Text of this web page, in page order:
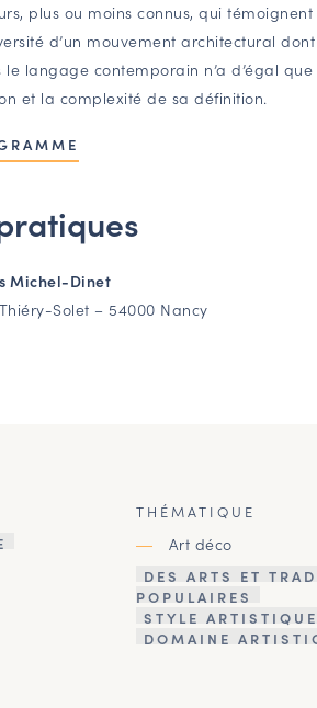
plus ou moins connus, qui témoignent
d’un mouvement architectural dont
langage contemporain n’a d’égal que
et la complexité de sa définition.
Michel-Dinet
Solet – 54000 Nancy
THÉMATIQUE
Art déco
DES ARTS ET
POPULAIRES
STYLE ARTISTIQUE
DOMAINE